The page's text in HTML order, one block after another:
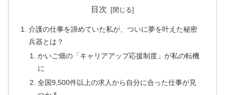
目次
介護の仕事を諦めていた私が、ついに夢を叶えた秘密
兵器とは？
かいご畑の「キャリアアップ応援制度」が私の転機
に
全国9,500件以上の求人から自分に合った仕事が見